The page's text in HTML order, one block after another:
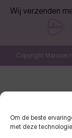
Om de beste
met deze
Wij verzenden
Copyright